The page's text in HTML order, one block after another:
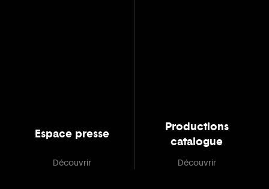
Espace presse
Découvrir
Productions
catalogue
Découvrir